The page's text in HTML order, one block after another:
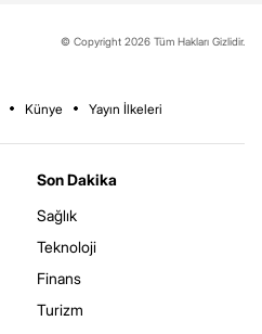
© Copyright 2026 Tüm Hakları Gizlidir.
Künye Yayın İlkeleri
Son Dakika
Sağlık
Teknoloji
Finans
Turizm